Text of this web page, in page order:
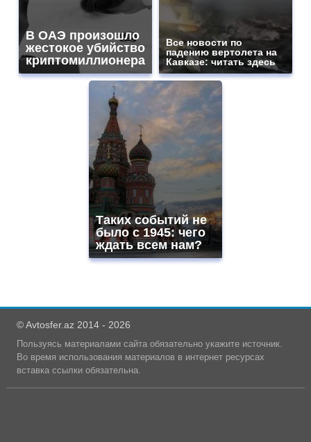
В ОАЭ произошло
жестокое убийство
криптомиллионера
Все новости по
падению вертолета на
Кавказе: читать здесь
Таких событий не
было с 1945: чего
ждать всем нам?
© Avtosfer.az 2014 - 2026
Пользуясь материалами сайта обязательно укажите источник.
Во время использования материалов в интернет ресурсах
вставка ссылки обязательна.